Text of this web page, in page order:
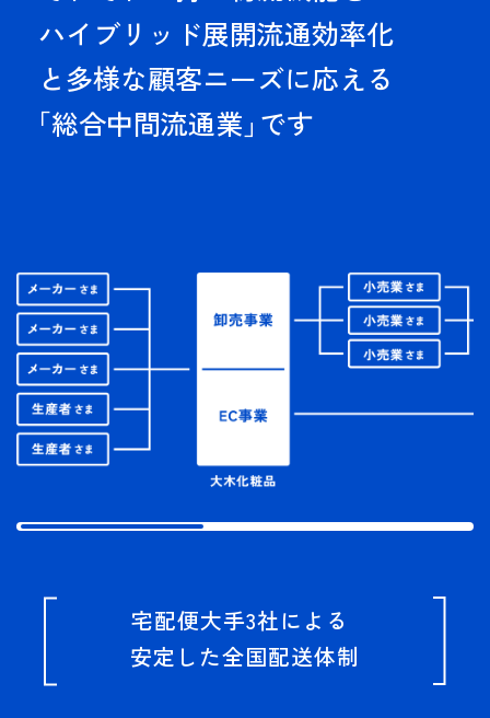
ハイブリッド展開流通効率化
と多様な顧客ニーズに応える
「総合中間流通業」です
宅配便大手3社による
安定した全国配送体制